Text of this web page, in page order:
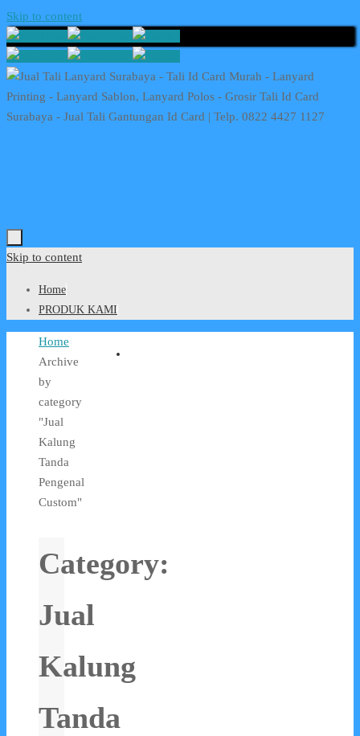
Skip to content
Skip to content
Home
PRODUK KAMI
Home
Archive
by
category
"Jual
Kalung
Tanda
Pengenal
Custom"
Category:
Jual
Kalung
Tanda